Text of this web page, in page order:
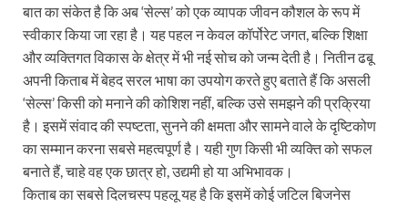
बात का संकेत है कि अब ‘सेल्स’ को एक व्यापक जीवन कौशल के रूप में
स्वीकार किया जा रहा है। यह पहल न केवल कॉर्पोरेट जगत, बल्कि शिक्षा
और व्यक्तिगत विकास के क्षेत्र में भी नई सोच को जन्म देती है। नितीन ढबू
अपनी किताब में बेहद सरल भाषा का उपयोग करते हुए बताते हैं कि असली
‘सेल्स’ किसी को मनाने की कोशिश नहीं, बल्कि उसे समझने की प्रक्रिया
है। इसमें संवाद की स्पष्टता, सुनने की क्षमता और सामने वाले के दृष्टिकोण
का सम्मान करना सबसे महत्वपूर्ण है। यही गुण किसी भी व्यक्ति को सफल
बनाते हैं, चाहे वह एक छात्र हो, उद्यमी हो या अभिभावक।
किताब का सबसे दिलचस्प पहलू यह है कि इसमें कोई जटिल बिजनेस